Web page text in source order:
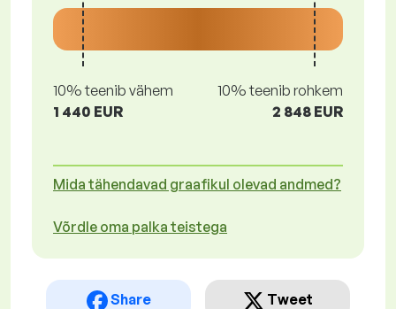
10% teenib vähem
1 440 EUR
10% teenib rohkem
2 848 EUR
Mida tähendavad graafikul olevad andmed?
Võrdle oma palka teistega
Share Tweet